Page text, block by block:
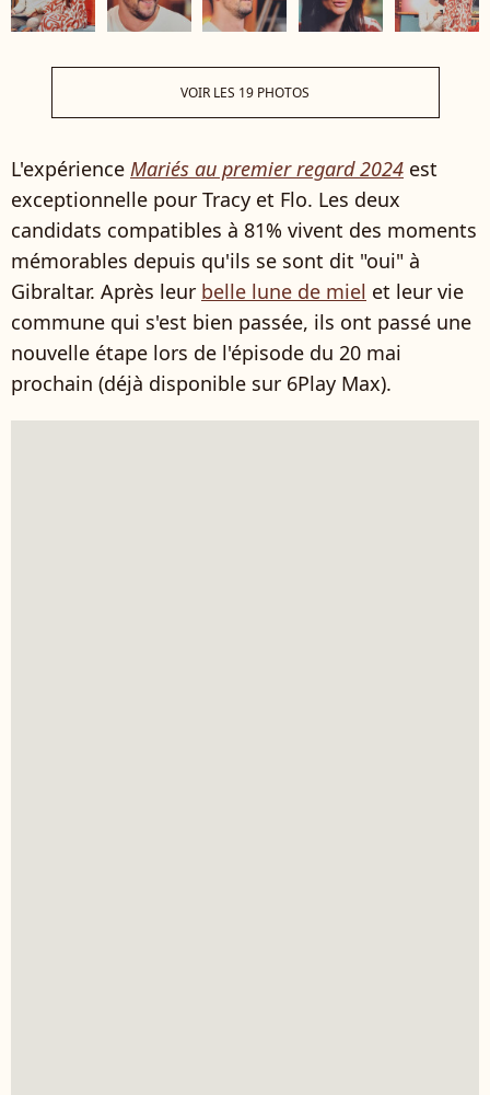
VOIR LES 19 PHOTOS
L'expérience Mariés au premier regard 2024 est
exceptionnelle pour Tracy et Flo. Les deux
candidats compatibles à 81% vivent des moments
mémorables depuis qu'ils se sont dit "oui" à
Gibraltar. Après leur belle lune de miel et leur vie
commune qui s'est bien passée, ils ont passé une
nouvelle étape lors de l'épisode du 20 mai
prochain (déjà disponible sur 6Play Max).